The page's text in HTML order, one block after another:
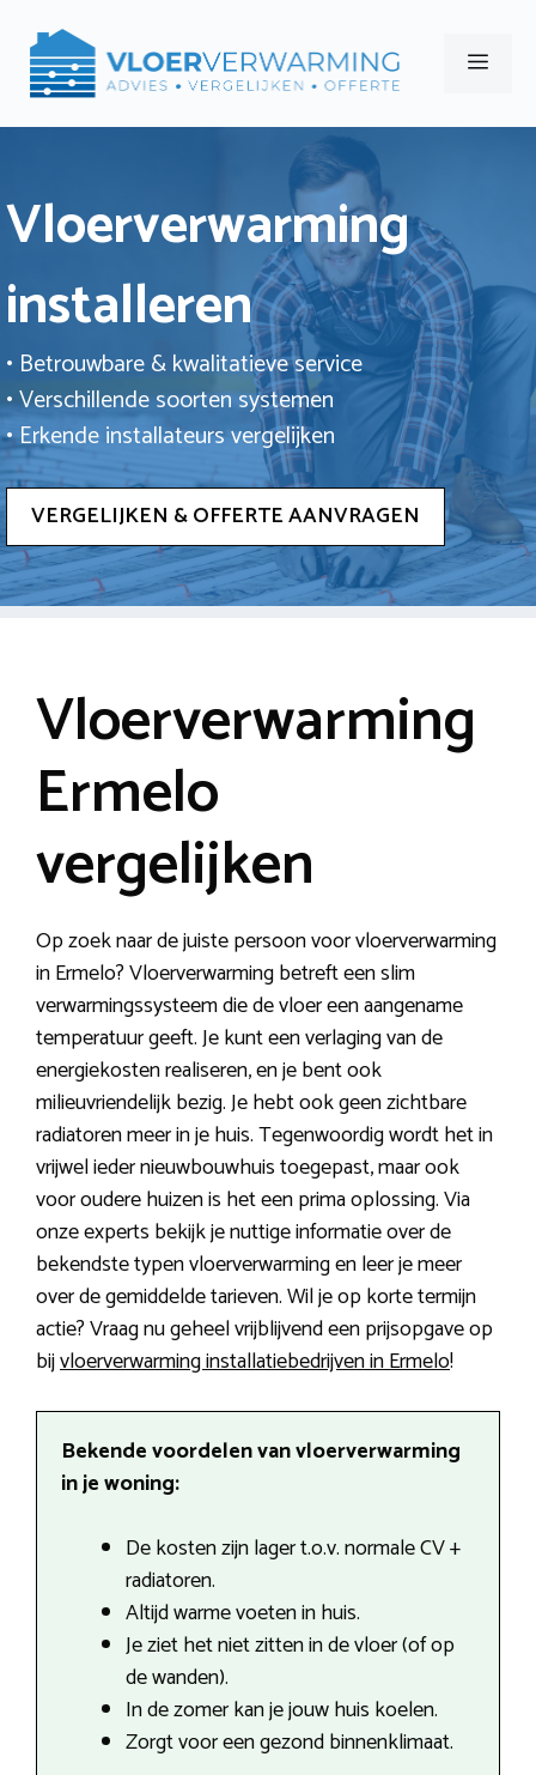
naar
Menu
Vloerverwarming
installeren
• Betrouwbare & kwalitatieve service
• Verschillende soorten systemen
• Erkende installateurs vergelijken
VERGELIJKEN & OFFERTE AANVRAGEN
Vloerverwarming
Ermelo
vergelijken
Op zoek naar de juiste persoon voor vloerverwarming
in Ermelo? Vloerverwarming betreft een slim
verwarmingssysteem die de vloer een aangename
temperatuur geeft. Je kunt een verlaging van de
energiekosten realiseren, en je bent ook
milieuvriendelijk bezig. Je hebt ook geen zichtbare
radiatoren meer in je huis. Tegenwoordig wordt het in
vrijwel ieder nieuwbouwhuis toegepast, maar ook
voor oudere huizen is het een prima oplossing. Via
onze experts bekijk je nuttige informatie over de
bekendste typen vloerverwarming en leer je meer
over de gemiddelde tarieven. Wil je op korte termijn
actie? Vraag nu geheel vrijblijvend een prijsopgave op
bijvloerverwarming installatiebedrijven in Ermelo!
Bekende voordelen van vloerverwarming
in je woning:
De kosten zijn lager t.o.v. normale CV +
radiatoren.
Altijd warme voeten in huis.
Je ziet het niet zitten in de vloer (of op
de wanden).
In de zomer kan je jouw huis koelen.
Zorgt voor een gezond binnenklimaat.